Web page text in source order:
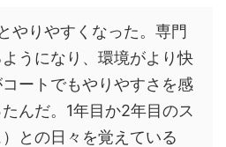
やりやすくなった。専門
うになり、環境がより快
ートでもやりやすさを感
んだ。1年目か2年目のス
との日々を覚えている